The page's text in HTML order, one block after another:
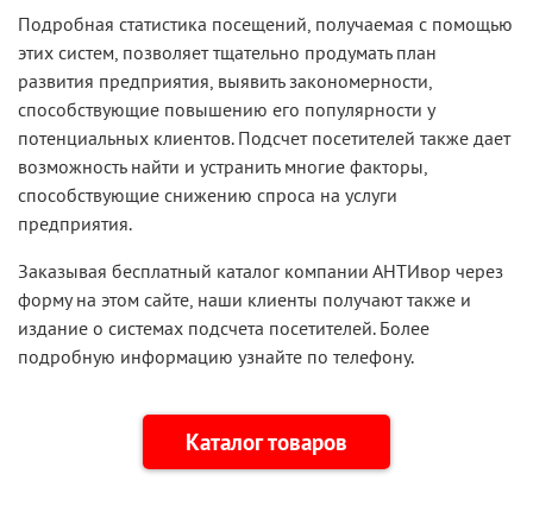
Подробная статистика посещений, получаемая с помощью
этих систем, позволяет тщательно продумать план
развития предприятия, выявить закономерности,
способствующие повышению его популярности у
потенциальных клиентов. Подсчет посетителей также дает
возможность найти и устранить многие факторы,
способствующие снижению спроса на услуги
предприятия.
Заказывая бесплатный каталог компании АНТИвор через
форму на этом сайте, наши клиенты получают также и
издание о системах подсчета посетителей. Более
подробную информацию узнайте по телефону.
Каталог товаров